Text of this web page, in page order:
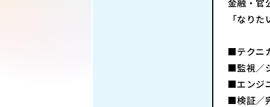
「なり
■テクニ
■監視／
■エンジ
■検証／